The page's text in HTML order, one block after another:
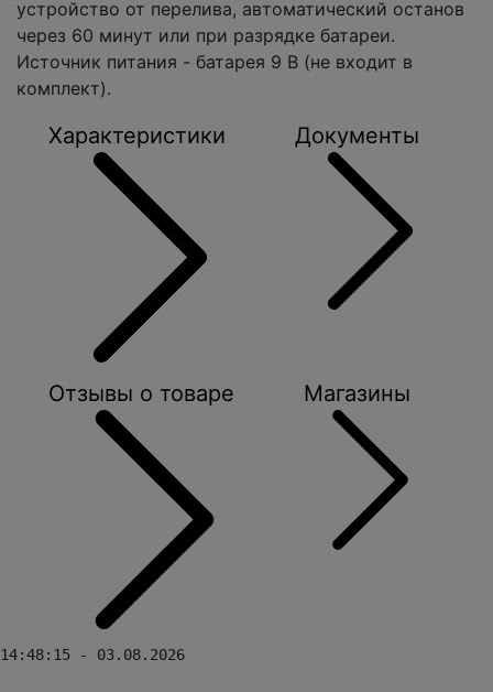
устройство от перелива, автоматический останов
через 60 минут или при разрядке батареи.
Источник питания - батарея 9 В (не входит в
комплект).
Характеристики Документы
Отзывы о товаре Магазины
14:48:15 - 03.08.2026